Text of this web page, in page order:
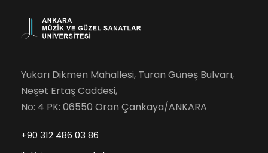
Yukarı Dikmen Mahallesi, Turan Güneş Bulvarı,
Neşet Ertaş Caddesi,
No: 4 PK: 06550 Oran Çankaya/ANKARA
+90 312 486 03 86